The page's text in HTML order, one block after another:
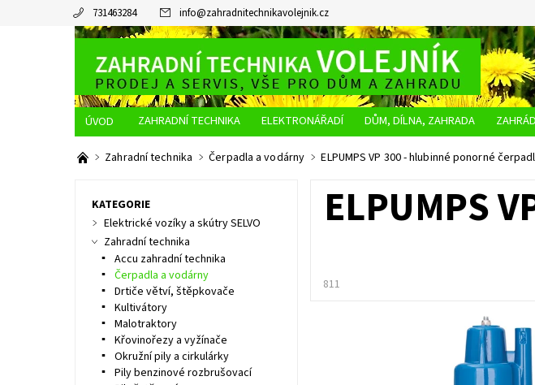
731463284 info@zahradnitechnikavolejnik.cz
ZAHRADNÍ TECHNIKA ELEKTRONÁŘADÍ DŮM, DÍLNA, ZAHRADA
O NÁS
JAK NAKUPOVAT DOPRAVA A PLATBA OBCHODNÍ PODMÍNKY
Zahradní technika Čerpadla a vodárny ELPUMPS VP 300 - hlubinné ponorné
ELPUMPS
811
KATEGORIE
Elektrické vozíky a skútry SELVO
Zahradní technika
Accu zahradní technika
Čerpadla a vodárny
Drtiče větví, štěpkovače
Kultivátory
Malotraktory
Křovinořezy a vyžínače
Okružní pily a cirkulárky
Pily benzinové rozbrušovací